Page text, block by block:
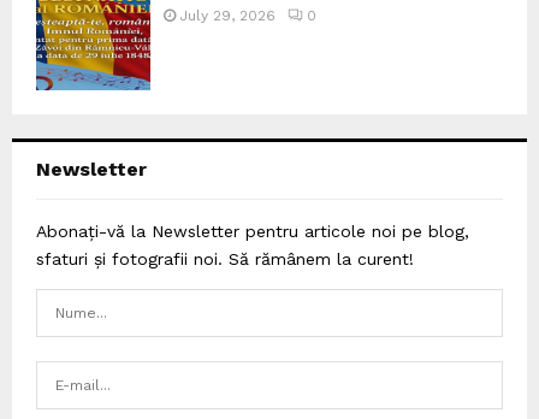
July 29, 2026 0
Newsletter
Abonați-vă la Newsletter pentru articole noi pe blog,
sfaturi și fotografii noi. Să rămânem la curent!